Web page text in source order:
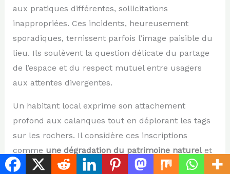
aux pratiques différentes, sollicitations
inappropriées. Ces incidents, heureusement
sporadiques, ternissent parfois l’image paisible du
lieu. Ils soulèvent la question délicate du partage
de l’espace et du respect mutuel entre usagers
aux attentes divergentes.
Un habitant local exprime son attachement
profond aux calanques tout en déplorant les tags
sur les rochers. Il considère ces inscriptions
comme une dégradation du patrimoine naturelet
une forme d’appropriation exclusive d’un lieu qui